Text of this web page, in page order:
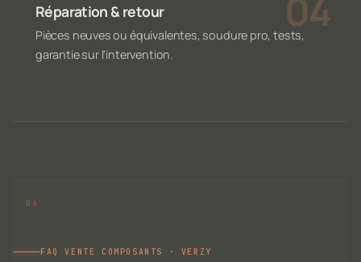
Réparation & retour
Pièces neuves ou équivalentes, soudure pro, tests,
garantie sur l'intervention.
FAQ VENTE COMPOSANTS · VERZY